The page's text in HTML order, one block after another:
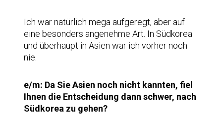
Ich war natürlich mega aufgeregt, aber auf
eine besonders angenehme Art. In Südkorea
und überhaupt in Asien war ich vorher noch
nie.
e/m: Da Sie Asien noch nicht kannten, fiel
Ihnen die Entscheidung dann schwer, nach
Südkorea zu gehen?